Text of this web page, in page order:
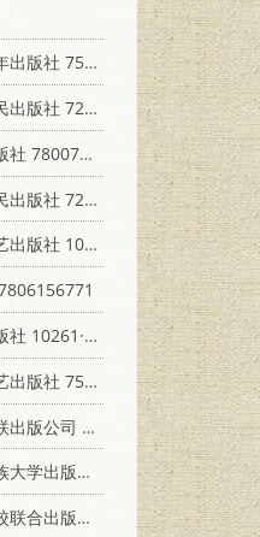
7500610866
720101448X
7225003925
10107·344
10261·27
7533900685
7505918672
7810015311
7810325817